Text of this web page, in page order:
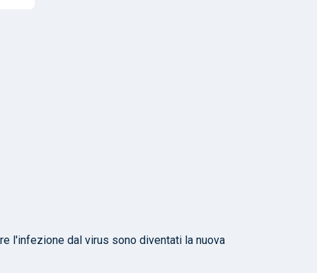
l'infezione dal virus sono diventati la nuova